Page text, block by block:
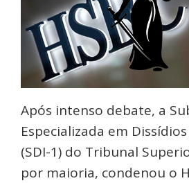
Após intenso debate, a
Especializada em
(SDI-1) do Tribunal
por maioria, condenou o